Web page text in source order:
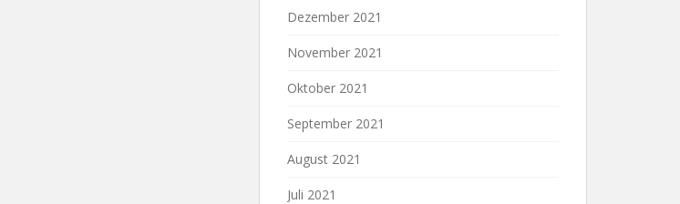
Dezember 2021
November 2021
Oktober 2021
September 2021
August 2021
Juli 2021